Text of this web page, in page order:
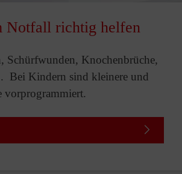
Notfall richtig helfen
Schürfwunden, Knochenbrüche,
Bei Kindern sind kleinere und
vorprogrammiert.